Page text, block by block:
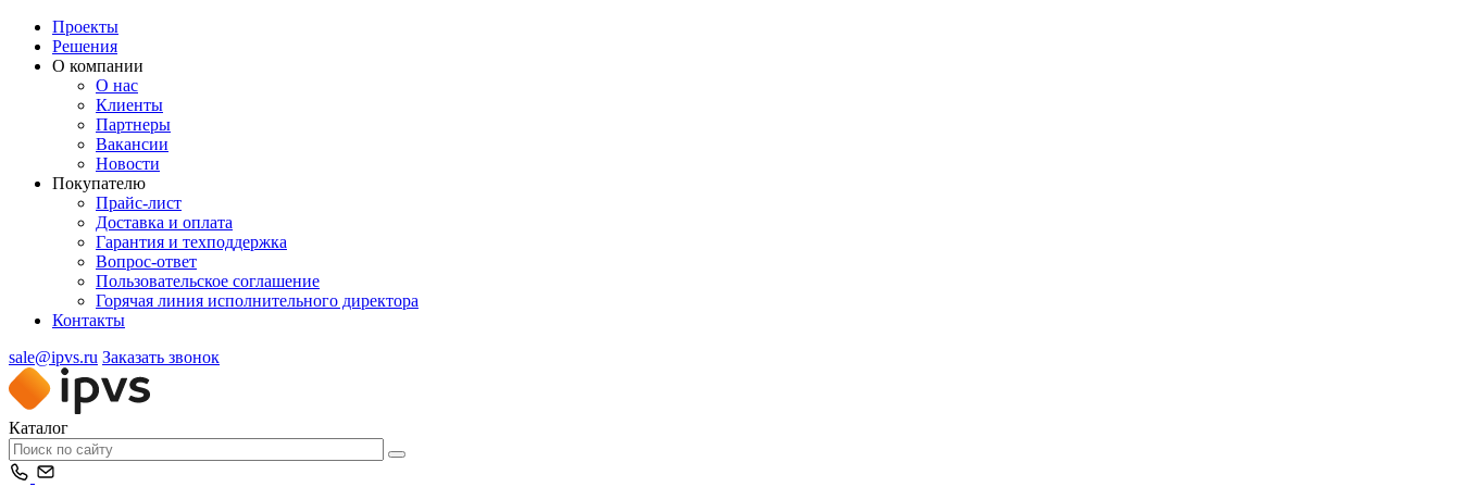
Проекты
Решения
О компании
О нас
Клиенты
Партнеры
Вакансии
Новости
Покупателю
Прайс-лист
Доставка и оплата
Гарантия и техподдержка
Вопрос-ответ
Пользовательское соглашение
Горячая линия исполнительного директора
Контакты
sale@ipvs.ru Заказать звонок
Каталог